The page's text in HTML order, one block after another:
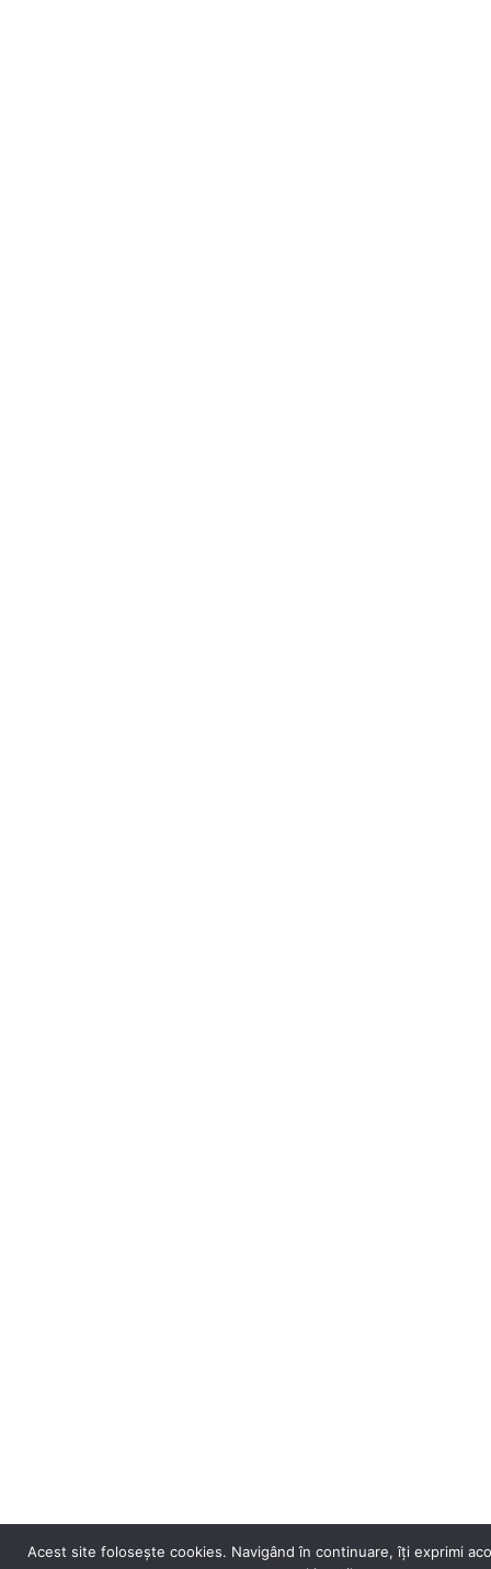
Acest site folosește cookies. Navigând în continuare, îți exprimi